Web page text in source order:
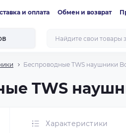
и оплата Обмен и возврат
Беспроводные TWS наушники
TWS
Характеристики